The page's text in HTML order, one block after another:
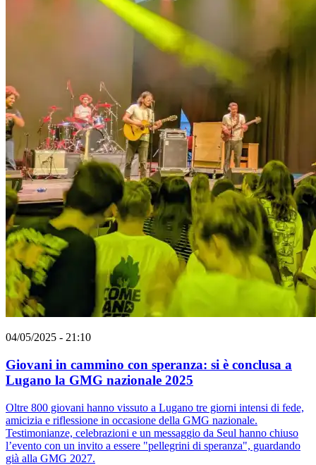
04/05/2025 - 21:10
Giovani in cammino con speranza: si è conclusa a
Lugano la GMG nazionale 2025
Oltre 800 giovani hanno vissuto a Lugano tre giorni intensi di fede,
amicizia e riflessione in occasione della GMG nazionale.
Testimonianze, celebrazioni e un messaggio da Seul hanno chiuso
l’evento con un invito a essere "pellegrini di speranza", guardando
già alla GMG 2027.